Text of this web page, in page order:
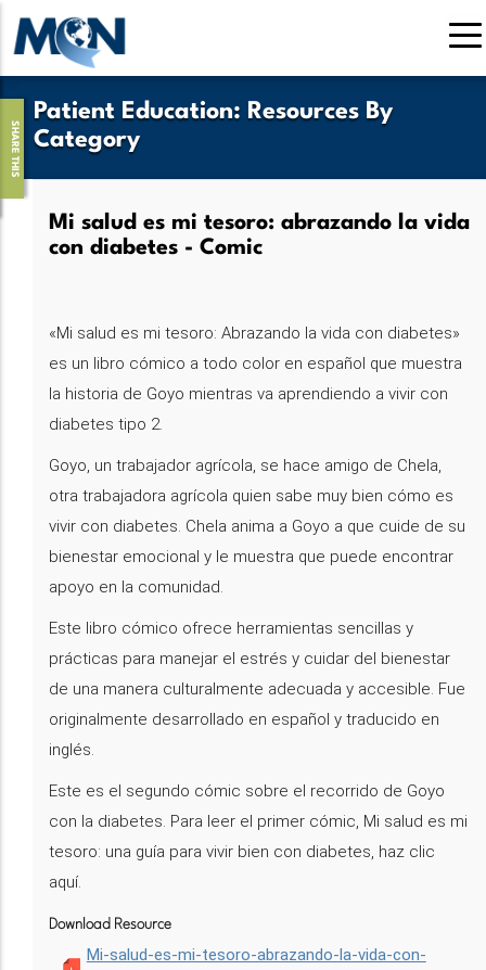
Pasar
contenido
principalPatient Education: Resources By
Category
SHARE THIS
Mi salud es mi tesoro: abrazando la vida
con diabetes - Comic
«Mi salud es mi tesoro: Abrazando la vida con diabetes»
es un libro cómico a todo color en español que muestra
la historia de Goyo mientras va aprendiendo a vivir con
diabetes tipo 2.
Goyo, un trabajador agrícola, se hace amigo de Chela,
otra trabajadora agrícola quien sabe muy bien cómo es
vivir con diabetes. Chela anima a Goyo a que cuide de su
bienestar emocional y le muestra que puede encontrar
apoyo en la comunidad.
Este libro cómico ofrece herramientas sencillas y
prácticas para manejar el estrés y cuidar del bienestar
de una manera culturalmente adecuada y accesible. Fue
originalmente desarrollado en español y traducido en
inglés.
Este es el segundo cómic sobre el recorrido de Goyo
con la diabetes. Para leer el primer cómic, Mi salud es mi
tesoro: una guía para vivir bien con diabetes, haz clic
aquí.
Download Resource
Mi-salud-es-mi-tesoro-abrazando-la-vida-con-